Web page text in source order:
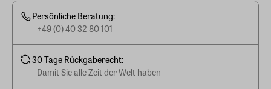
Persönliche Beratung:
+49 (0) 40 32 80 101
30 Tage Rückgaberecht:
Damit Sie alle Zeit der Welt haben